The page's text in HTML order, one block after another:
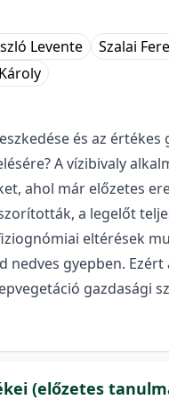
Levente
Szalai
és az
A vízibivaly
ahol már előzetes
a legelőt
eltérések
gyepben.
gazdasági
(előzetes